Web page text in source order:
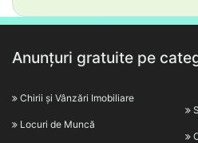
Anunțuri gratuite pe
Chirii și Vânzări Imobiliare
Locuri de Muncă